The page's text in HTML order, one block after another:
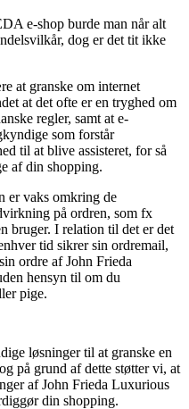
e-shop burde man når alt
dog er det tit ikke
at granske om internet
at det ofte er en tryghed om
regler, samt at e-
som forstår
til at blive assisteret, for så
af din shopping.
er vaks omkring de
på ordren, som fx
bruger. I relation til det er det
tid sikrer sin ordremail,
ordre af John Frieda
hensyn til om du
pige.
løsninger til at granske en
på grund af dette støtter vi, at
af John Frieda Luxurious
din shopping.